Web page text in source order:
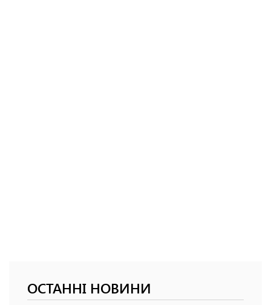
ОСТАННІ НОВИНИ